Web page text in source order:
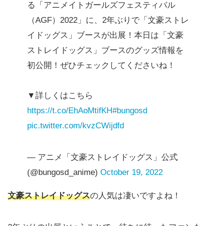
る「アニメイトガールズフェスティバル
（AGF）2022」に、2年ぶりで「文豪ストレ
イドッグス」ブースが出展！本日は「文豪
ストレイドッグス」ブースのグッズ情報を
初公開！ぜひチェックしてくださいね！
▼詳しくはこちら
https://t.co/EhAoMtifKH#bungosd
pic.twitter.com/kvzCWijdfd
— アニメ「文豪ストレイドッグス」公式
(@bungosd_anime) October 19, 2022
文豪ストレイドッグスの人気は凄いですよね！